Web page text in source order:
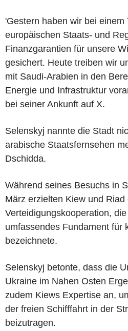
'Gestern haben wir bei einem
europäischen Staats- und
Finanzgarantien für unsere
gesichert. Heute treiben wir
mit Saudi-Arabien in den
Energie und Infrastruktur
bei seiner Ankunft auf X.
Selenskyj nannte die Stadt
arabische Staatsfernsehen
Dschidda.
Während seines Besuchs in
März erzielten Kiew und
Verteidigungskooperation,
umfassendes Fundament für
bezeichnete.
Selenskyj betonte, dass die
Ukraine im Nahen Osten
zudem Kiews Expertise an,
der freien Schifffahrt in der
beizutragen.